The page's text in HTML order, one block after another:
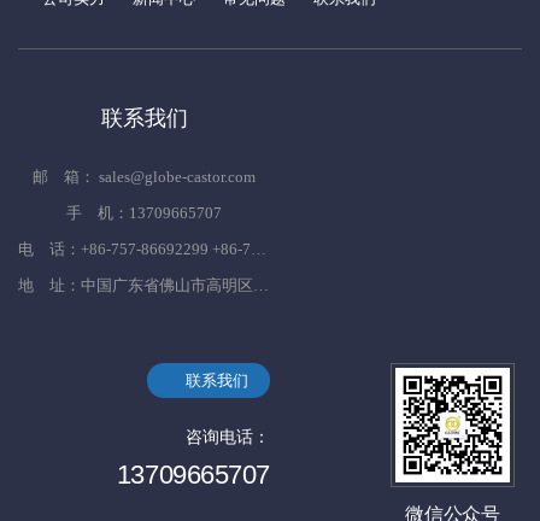
联系我们
邮 箱： sales@globe-castor.com
手 机：13709665707
联系我们
咨询电话：
13709665707
微信公众号